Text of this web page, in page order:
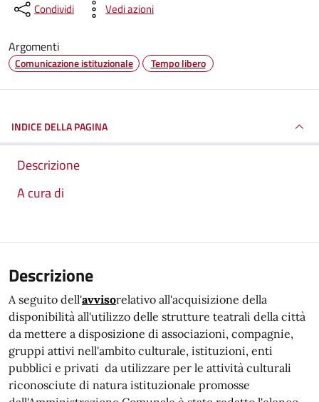
Condividi Vedi azioni
Argomenti
Comunicazione istituzionale Tempo libero
INDICE DELLA PAGINA
Descrizione
A cura di
Descrizione
A seguito dell'avvisorelativo all'acquisizione della
disponibilità all'utilizzo delle strutture teatrali della città
da mettere a disposizione di associazioni, compagnie,
gruppi attivi nell'ambito culturale, istituzioni, enti
pubblici e privati da utilizzare per le attività culturali
riconosciute di natura istituzionale promosse